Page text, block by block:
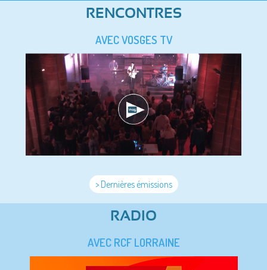
RENCONTRES
AVEC VOSGES TV
> Dernières émissions
RADIO
AVEC RCF LORRAINE